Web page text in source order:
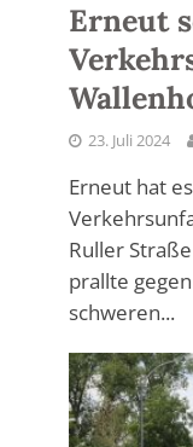
Erneut
23. Juli 2024
Erneut hat
Ruller
prallte
schweren...